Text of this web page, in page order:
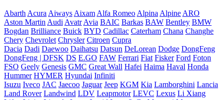
Abarth Acura Aiways Aixam Alfa Romeo Alpina Alpine ARO
Aston Martin Audi Avatr Avia BAIC Barkas BAW Bentley BMW
Bogdan Brilliance Buick BYD Cadillac Caterham Chana Changhe
Chery Chevrolet Chrysler Citroen Cupra
Dacia Dadi Daewoo Daihatsu Datsun DeLorean Dodge DongFeng
DongFeng | DFSK DS E.GO FAW Ferrari Fiat Fisker Ford Foton
FSO Geely Genesis GMC Great Wall Hafei Haima Haval Honda
Hummer HYMER Hyundai Infiniti
Isuzu Iveco JAC Jaecoo Jaguar Jeep KGM Kia Lamborghini Lancia
Land Rover Landwind LDV Leapmotor LEVC Lexus Li Xiang